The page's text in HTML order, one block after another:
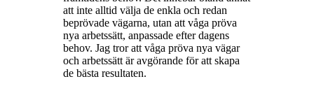
att inte alltid välja de enkla och redan
beprövade vägarna, utan att våga pröva
nya arbetssätt, anpassade efter dagens
behov. Jag tror att våga pröva nya vägar
och arbetssätt är avgörande för att skapa
de bästa resultaten.